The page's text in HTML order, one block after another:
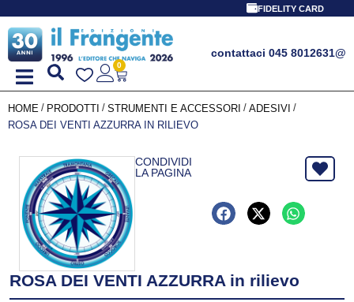
FIDELITY CARD
contattaci 045 8012631@
0
HOME / PRODOTTI / STRUMENTI E ACCESSORI / ADESIVI /
ROSA DEI VENTI AZZURRA IN RILIEVO
CONDIVIDI
LA PAGINA
ROSA DEI VENTI AZZURRA in rilievo